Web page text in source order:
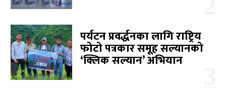
पर्यटन प्रवर्द्धनका लागि राष्ट्रिय
फोटो पत्रकार समूह सल्यानको
‘क्लिक सल्यान’ अभियान